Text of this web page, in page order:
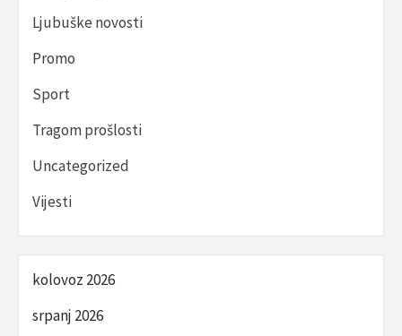
Ljubuške novosti
Promo
Sport
Tragom prošlosti
Uncategorized
Vijesti
kolovoz 2026
srpanj 2026